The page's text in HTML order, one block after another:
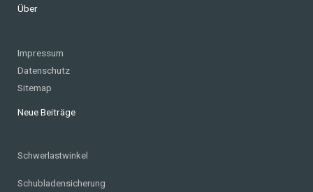
Über
Impressum
Datenschutz
Sitemap
Neue Beiträge
Schwerlastwinkel
Schubladensicherung